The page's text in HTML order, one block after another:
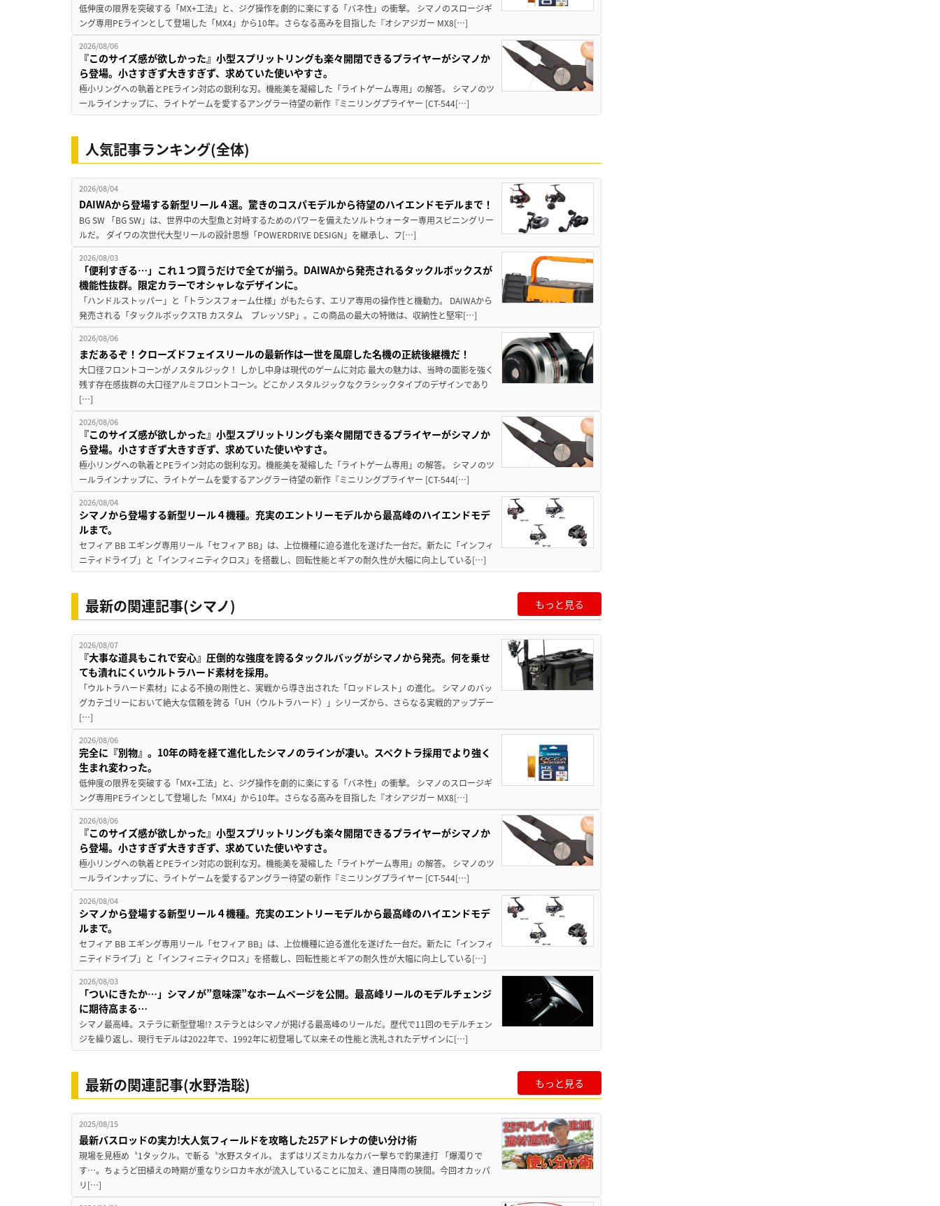
低伸度の限界を突破する「MX+工法」と、ジグ操作を劇的に楽にする「バネ性」の衝撃。 シマノのスロージギ
ング専用PEラインとして登場した「MX4」から10年。さらなる高みを目指した『オシアジガー MX8[…]
2026/08/06
『このサイズ感が欲しかった』小型スプリットリングも楽々開閉できるプライヤーがシマノか
ら登場。小さすぎず大きすぎず、求めていた使いやすさ。
極小リングへの執着とPEライン対応の鋭利な刃。機能美を凝縮した「ライトゲーム専用」の解答。 シマノのツ
ールラインナップに、ライトゲームを愛するアングラー待望の新作『ミニリングプライヤー [CT-544[…]
人気記事ランキング(全体)
2026/08/04
DAIWAから登場する新型リール４選。驚きのコスパモデルから待望のハイエンドモデルまで！
BG SW 「BG SW」は、世界中の大型魚と対峙するためのパワーを備えたソルトウォーター専用スピニングリー
ルだ。 ダイワの次世代大型リールの設計思想「POWERDRIVE DESIGN」を継承し、フ[…]
2026/08/03
「便利すぎる…」これ１つ買うだけで全てが揃う。DAIWAから発売されるタックルボックスが
機能性抜群。限定カラーでオシャレなデザインに。
「ハンドルストッパー」と「トランスフォーム仕様」がもたらす、エリア専用の操作性と機動力。 DAIWAから
発売される「タックルボックスTB カスタム プレッソSP」。この商品の最大の特徴は、収納性と堅牢[…]
2026/08/06
まだあるぞ！クローズドフェイスリールの最新作は一世を風靡した名機の正統後継機だ！
大口径フロントコーンがノスタルジック！ しかし中身は現代のゲームに対応 最大の魅力は、当時の面影を強く
残す存在感抜群の大口径アルミフロントコーン。どこかノスタルジックなクラシックタイプのデザインであり
[…]
2026/08/06
『このサイズ感が欲しかった』小型スプリットリングも楽々開閉できるプライヤーがシマノか
ら登場。小さすぎず大きすぎず、求めていた使いやすさ。
極小リングへの執着とPEライン対応の鋭利な刃。機能美を凝縮した「ライトゲーム専用」の解答。 シマノのツ
ールラインナップに、ライトゲームを愛するアングラー待望の新作『ミニリングプライヤー [CT-544[…]
2026/08/04
シマノから登場する新型リール４機種。充実のエントリーモデルから最高峰のハイエンドモデ
ルまで。
セフィア BB エギング専用リール「セフィア BB」は、上位機種に迫る進化を遂げた一台だ。新たに「インフィ
ニティドライブ」と「インフィニティクロス」を搭載し、回転性能とギアの耐久性が大幅に向上している[…]
最新の関連記事(シマノ) もっと見る
2026/08/07
『大事な道具もこれで安心』圧倒的な強度を誇るタックルバッグがシマノから発売。何を乗せ
ても潰れにくいウルトラハード素材を採用。
「ウルトラハード素材」による不撓の剛性と、実戦から導き出された「ロッドレスト」の進化。 シマノのバッ
グカテゴリーにおいて絶大な信頼を誇る「UH（ウルトラハード）」シリーズから、さらなる実戦的アップデー
[…]
2026/08/06
完全に『別物』。10年の時を経て進化したシマノのラインが凄い。スペクトラ採用でより強く
生まれ変わった。
低伸度の限界を突破する「MX+工法」と、ジグ操作を劇的に楽にする「バネ性」の衝撃。 シマノのスロージギ
ング専用PEラインとして登場した「MX4」から10年。さらなる高みを目指した『オシアジガー MX8[…]
2026/08/06
『このサイズ感が欲しかった』小型スプリットリングも楽々開閉できるプライヤーがシマノか
ら登場。小さすぎず大きすぎず、求めていた使いやすさ。
極小リングへの執着とPEライン対応の鋭利な刃。機能美を凝縮した「ライトゲーム専用」の解答。 シマノのツ
ールラインナップに、ライトゲームを愛するアングラー待望の新作『ミニリングプライヤー [CT-544[…]
2026/08/04
シマノから登場する新型リール４機種。充実のエントリーモデルから最高峰のハイエンドモデ
ルまで。
セフィア BB エギング専用リール「セフィア BB」は、上位機種に迫る進化を遂げた一台だ。新たに「インフィ
ニティドライブ」と「インフィニティクロス」を搭載し、回転性能とギアの耐久性が大幅に向上している[…]
2026/08/03
「ついにきたか…」シマノが”意味深”なホームページを公開。最高峰リールのモデルチェンジ
に期待高まる…
シマノ最高峰。ステラに新型登場!? ステラとはシマノが掲げる最高峰のリールだ。歴代で11回のモデルチェン
ジを繰り返し、現行モデルは2022年で、1992年に初登場して以来その性能と洗礼されたデザインに[…]
最新の関連記事(水野浩聡) もっと見る
2025/08/15
最新バスロッドの実力!大人気フィールドを攻略した25アドレナの使い分け術
現場を見極め〝1タックル〟で斬る〝水野スタイル〟 まずはリズミカルなカバー撃ちで釣果連打 「爆濁りで
す…。ちょうど田植えの時期が重なりシロカキ水が流入していることに加え、連日降雨の狭間。今回オカッパ
リ[…]